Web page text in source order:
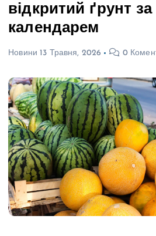
відкритий ґрунт
календарем
Новини 13 Травня, 2026 0